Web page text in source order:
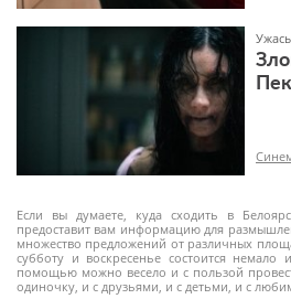
Если вы думаете, куда сходить в
предоставит вам информацию для
множество предложений от различных
субботу и воскресенье состоится
помощью можно весело и с пользой
одиночку, и с друзьями, и с детьми, и с